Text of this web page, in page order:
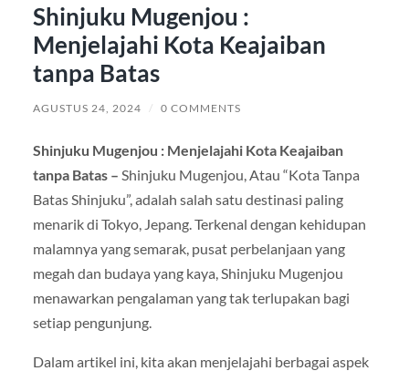
Shinjuku Mugenjou :
Menjelajahi Kota Keajaiban
tanpa Batas
AGUSTUS 24, 2024 / 0 COMMENTS
Shinjuku Mugenjou : Menjelajahi Kota Keajaiban
tanpa Batas – Shinjuku Mugenjou, Atau “Kota Tanpa
Batas Shinjuku”, adalah salah satu destinasi paling
menarik di Tokyo, Jepang. Terkenal dengan kehidupan
malamnya yang semarak, pusat perbelanjaan yang
megah dan budaya yang kaya, Shinjuku Mugenjou
menawarkan pengalaman yang tak terlupakan bagi
setiap pengunjung.
Dalam artikel ini, kita akan menjelajahi berbagai aspek